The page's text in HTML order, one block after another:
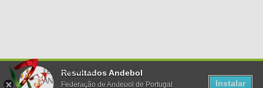
Resultados Andebol
Federação de Andebol de Portugal
Instalar